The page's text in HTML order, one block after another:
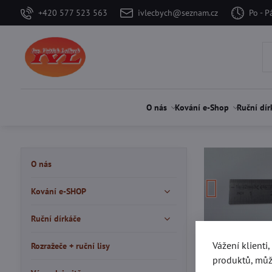
+420 577 523 563 ivlecbych@seznam.cz Po -
O nás Kování e-Shop Ruční
O nás
Kování e-SHOP
Ruční dírkáče
Rozražeče + ruční lisy
Vážení
produktů,